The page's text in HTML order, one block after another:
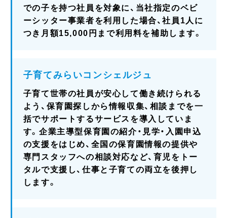
での子を持つ社員を対象に、当社指定のベビ
ーシッター事業者を利用した場合、社員1人に
つき月額15,000円まで利用料を補助します。
子育てみらいコンシェルジュ
子育て世帯の社員が安心して働き続けられる
よう、保育園探しから情報収集、相談までを一
括でサポートするサービスを導入していま
す。企業主導型保育園の紹介・見学・入園申込
の支援をはじめ、全国の保育園情報の提供や
専門スタッフへの相談対応など、育児をトー
タルで支援し、仕事と子育ての両立を後押し
します。